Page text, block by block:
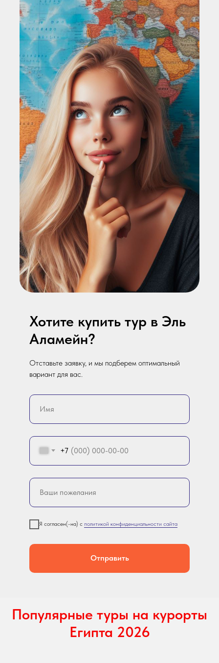
Хотите купить тур в Эль
Аламейн?
Отставьте заявку, и мы подберем оптимальный
вариант для вас.
+7
Я согласен(-на) с политикой конфиденциальности сайта
Отправить
Популярные туры на курорты
Египта 2026